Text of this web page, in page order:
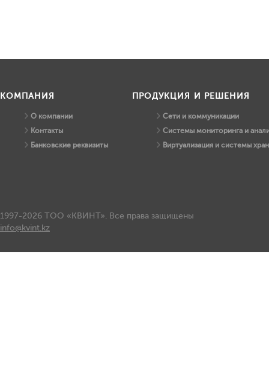
КОМПАНИЯ
О компании
Контакты
Банковские реквизиты
ПРОДУКЦИЯ И РЕШЕНИЯ
Сети и коммуникации
Системы мониторинга и
Виртуализация и системы
1997-2026 ТОО «КВИНТ». Все права защищены
info@kvint.kz